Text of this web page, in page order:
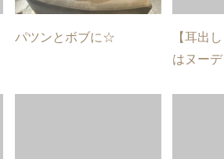
パツンとボブに☆
【耳出
はヌー